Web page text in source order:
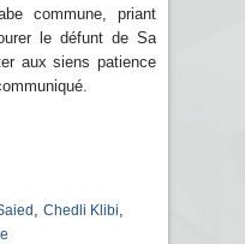
commune, priant
le défunt de Sa
aux siens patience
Chedli Klibi